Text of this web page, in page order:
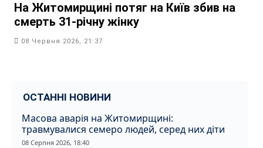
На Житомирщині потяг на Київ збив на
смерть 31-річну жінку
08 Червня 2026, 21:37
ОСТАННІ НОВИНИ
Масова аварія на Житомирщині:
травмувалися семеро людей, серед них діти
08 Серпня 2026, 18:40